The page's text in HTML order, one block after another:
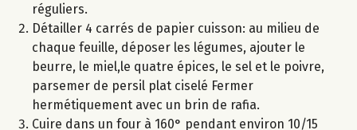
réguliers.
Détailler 4 carrés de papier cuisson: au milieu de
chaque feuille, déposer les légumes, ajouter le
beurre, le miel,le quatre épices, le sel et le poivre,
parsemer de persil plat ciselé Fermer
hermétiquement avec un brin de rafia.
Cuire dans un four à 160° pendant environ 10/15